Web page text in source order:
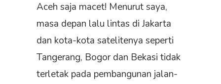
Aceh saja macet! Menurut saya,
masa depan lalu lintas di Jakarta
dan kota-kota satelitenya seperti
Tangerang, Bogor dan Bekasi tidak
terletak pada pembangunan jalan-